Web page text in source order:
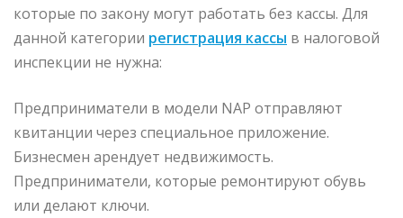
которые по закону могут работать без кассы. Для
данной категории регистрация кассы в налоговой
инспекции не нужна:
Предприниматели в модели NAP отправляют
квитанции через специальное приложение.
Бизнесмен арендует недвижимость.
Предприниматели, которые ремонтируют обувь
или делают ключи.